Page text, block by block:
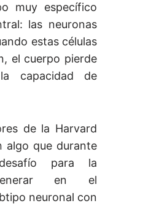
muy específico
las neuronas
estas células
el cuerpo pierde
la capacidad de
de la Harvard
algo que durante
para la
en el
neuronal con